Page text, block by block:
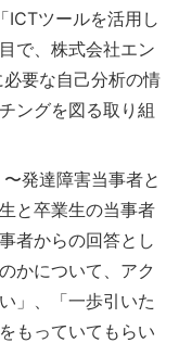
ICTツールを活用し
で、株式会社エン
要な自己分析の情
ングを図る取り組
発達障害当事者と
と卒業生の当事者
者からの回答とし
かについて、アク
」、「一歩引いた
もっていてもらい